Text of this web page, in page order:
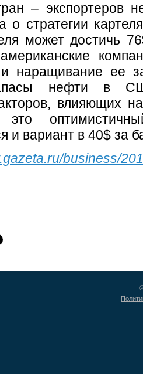
–
о стратегии
может достичь
наращивание ее
нефти в
влияющих
и вариант в 40$ за
business/